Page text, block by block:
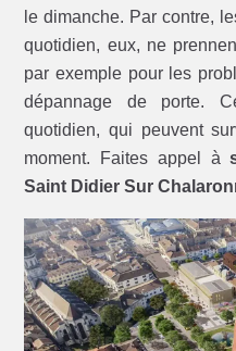
le dimanche. Par contre,
quotidien, eux, ne
par exemple pour les
dépannage de porte.
quotidien, qui peuvent
moment. Faites appel à
Saint Didier Sur